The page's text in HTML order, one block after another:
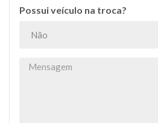
Possui veículo na troca?